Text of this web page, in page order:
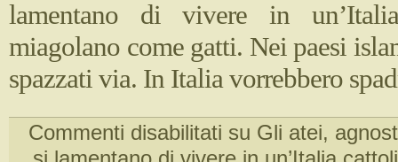
lamentano di vivere in
miagolano come gatti. Nei paesi
spazzati via. In Italia vorrebbero
Commenti disabilitati su Gli atei,